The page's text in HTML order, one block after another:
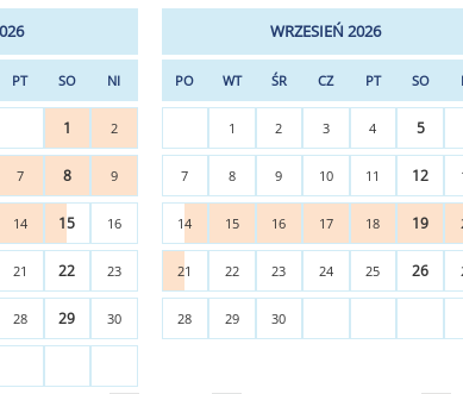
PT SO NI
1 2
7 8 9
14 15 16
21 22 23
28 29 30
WRZESIEŃ 2026
PO WT ŚR CZ PT SO
1 2 3 4 5
7 8 9 10 11 12
14 15 16 17 18 19
21 22 23 24 25 26
28 29 30